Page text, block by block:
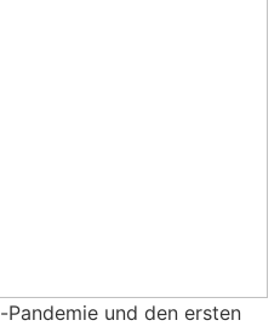
und den ersten